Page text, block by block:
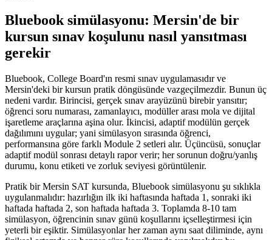
Bluebook simülasyonu: Mersin'de bir
kursun sınav koşulunu nasıl yansıtması
gerekir
Bluebook, College Board'ın resmi sınav uygulamasıdır ve
Mersin'deki bir kursun pratik döngüsünde vazgeçilmezdir. Bunun üç
nedeni vardır. Birincisi, gerçek sınav arayüzünü birebir yansıtır;
öğrenci soru numarası, zamanlayıcı, modüller arası mola ve dijital
işaretleme araçlarına aşina olur. İkincisi, adaptif modülün gerçek
dağılımını uygular; yani simülasyon sırasında öğrenci,
performansına göre farklı Module 2 setleri alır. Üçüncüsü, sonuçlar
adaptif modül sonrası detaylı rapor verir; her sorunun doğru/yanlış
durumu, konu etiketi ve zorluk seviyesi görüntülenir.
Pratik bir Mersin SAT kursunda, Bluebook simülasyonu şu sıklıkla
uygulanmalıdır: hazırlığın ilk iki haftasında haftada 1, sonraki iki
haftada haftada 2, son haftada haftada 3. Toplamda 8-10 tam
simülasyon, öğrencinin sınav günü koşullarını içselleştirmesi için
yeterli bir eşiktir. Simülasyonlar her zaman aynı saat diliminde, aynı